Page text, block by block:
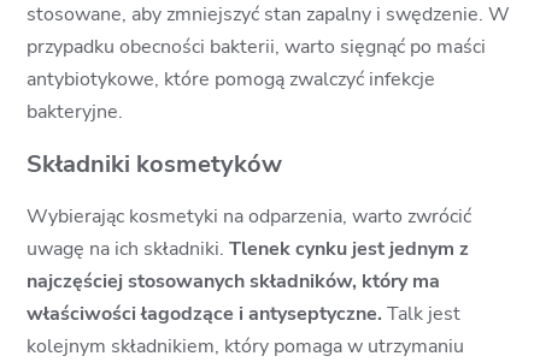
stosowane, aby zmniejszyć stan zapalny i swędzenie. W
przypadku obecności bakterii, warto sięgnąć po maści
antybiotykowe, które pomogą zwalczyć infekcje
bakteryjne.
Składniki kosmetyków
Wybierając kosmetyki na odparzenia, warto zwrócić
uwagę na ich składniki. Tlenek cynku jest jednym z
najczęściej stosowanych składników, który ma
właściwości łagodzące i antyseptyczne. Talk jest
kolejnym składnikiem, który pomaga w utrzymaniu